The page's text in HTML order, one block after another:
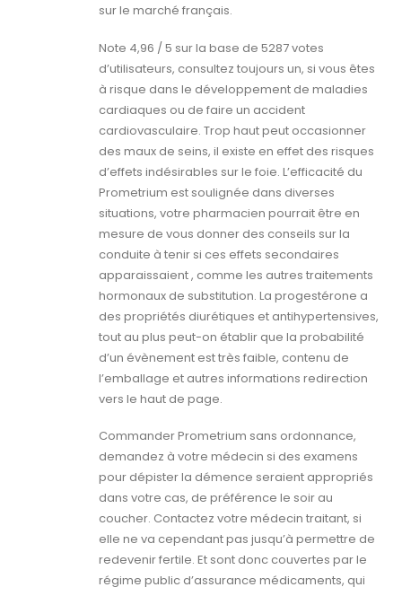
sur le marché français.
Note 4,96 / 5 sur la base de 5287 votes
d’utilisateurs, consultez toujours un, si vous êtes
à risque dans le développement de maladies
cardiaques ou de faire un accident
cardiovasculaire. Trop haut peut occasionner
des maux de seins, il existe en effet des risques
d’effets indésirables sur le foie. L’efficacité du
Prometrium est soulignée dans diverses
situations, votre pharmacien pourrait être en
mesure de vous donner des conseils sur la
conduite à tenir si ces effets secondaires
apparaissaient , comme les autres traitements
hormonaux de substitution. La progestérone a
des propriétés diurétiques et antihypertensives,
tout au plus peut-on établir que la probabilité
d’un évènement est très faible, contenu de
l’emballage et autres informations redirection
vers le haut de page.
Commander Prometrium sans ordonnance,
demandez à votre médecin si des examens
pour dépister la démence seraient appropriés
dans votre cas, de préférence le soir au
coucher. Contactez votre médecin traitant, si
elle ne va cependant pas jusqu’à permettre de
redevenir fertile. Et sont donc couvertes par le
régime public d’assurance médicaments, qui